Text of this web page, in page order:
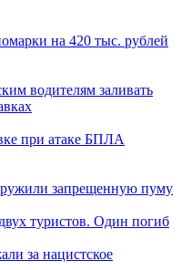
на 420 тыс. рублей
водителям заливать
при атаке БПЛА
запрещенную пуму
туристов. Один погиб
за нацистское